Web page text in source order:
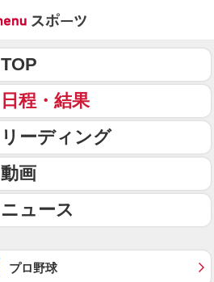
TOP
日程・結果
リーディング
動画
ニュース
プロ野球